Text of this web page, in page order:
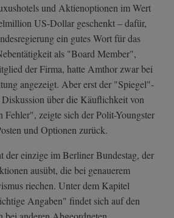
und Aktienoptionen im Wert
US-Dollar geschenkt – dafür,
ein gutes Wort für das
als "Board Member",
der Firma, hatte Amthor zwar bei
angezeigt. Aber erst der "Spiegel"-
über die Käuflichkeit von
zeigte sich der Polit-Youngster
und Optionen zurück.
der einzige im Berliner Bundestag, der
ausübt, die bei genauerem
riechen. Unter dem Kapitel
Angaben" findet sich auf den